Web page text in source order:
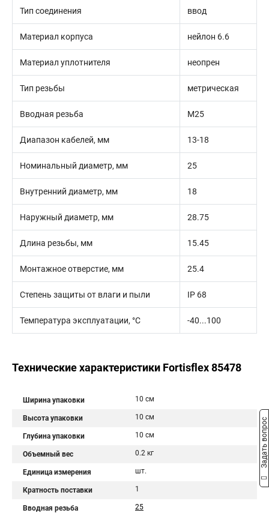
Тип соединения ввод
Материал корпуса нейлон 6.6
Материал уплотнителя неопрен
Тип резьбы метрическая
Вводная резьба M25
Диапазон кабелей, мм 13-18
Номинальный диаметр, мм 25
Внутренний диаметр, мм 18
Наружный диаметр, мм 28.75
Длина резьбы, мм 15.45
Монтажное отверстие, мм 25.4
Степень защиты от влаги и пыли IP 68
Температура эксплуатации, °С -40...100
Технические характеристики Fortisflex 85478
Ширина упаковки 10 см
Высота упаковки 10 см
Глубина упаковки 10 см
Объемный вес 0.2 кг
Единица измерения шт.
Кратность поставки 1
Вводная резьба 25
Задать вопрос